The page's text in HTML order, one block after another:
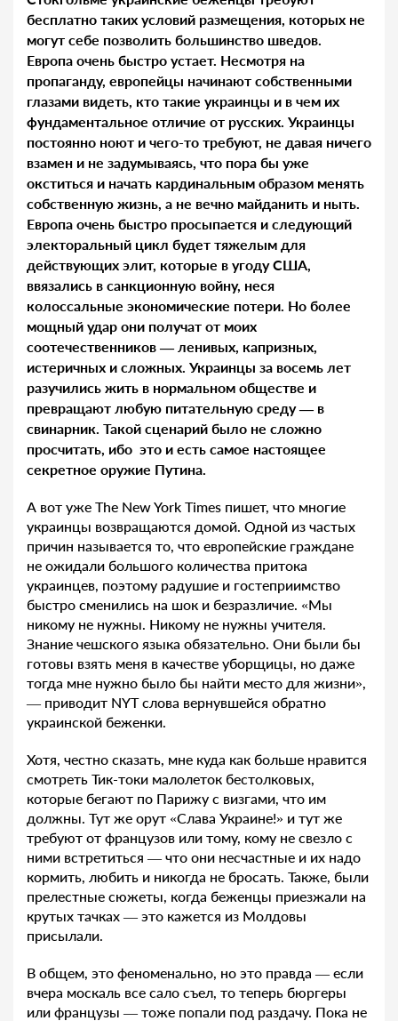
бесплатно таких условий размещения, которых не
могут себе позволить большинство шведов.
Европа очень быстро устает. Несмотря на
пропаганду, европейцы начинают собственными
глазами видеть, кто такие украинцы и в чем их
фундаментальное отличие от русских. Украинцы
постоянно ноют и чего-то требуют, не давая ничего
взамен и не задумываясь, что пора бы уже
окститься и начать кардинальным образом менять
собственную жизнь, а не вечно майданить и ныть.
Европа очень быстро просыпается и следующий
электоральный цикл будет тяжелым для
действующих элит, которые в угоду США,
ввязались в санкционную войну, неся
колоссальные экономические потери. Но более
мощный удар они получат от моих
соотечественников — ленивых, капризных,
истеричных и сложных. Украинцы за восемь лет
разучились жить в нормальном обществе и
превращают любую питательную среду — в
свинарник. Такой сценарий было не сложно
просчитать, ибо это и есть самое настоящее
секретное оружие Путина.
А вот уже The New York Times пишет, что многие
украинцы возвращаются домой. Одной из частых
причин называется то, что европейские граждане
не ожидали большого количества притока
украинцев, поэтому радушие и гостеприимство
быстро сменились на шок и безразличие. «Мы
никому не нужны. Никому не нужны учителя.
Знание чешского языка обязательно. Они были бы
готовы взять меня в качестве уборщицы, но даже
тогда мне нужно было бы найти место для жизни»,
— приводит NYT слова вернувшейся обратно
украинской беженки.
Хотя, честно сказать, мне куда как больше нравится
смотреть Тик-токи малолеток бестолковых,
которые бегают по Парижу с визгами, что им
должны. Тут же орут «Слава Украине!» и тут же
требуют от французов или тому, кому не свезло с
ними встретиться — что они несчастные и их надо
кормить, любить и никогда не бросать. Также, были
прелестные сюжеты, когда беженцы приезжали на
крутых тачках — это кажется из Молдовы
присылали.
В общем, это феноменально, но это правда — если
вчера москаль все сало съел, то теперь бюргеры
или французы — тоже попали под раздачу. Пока не